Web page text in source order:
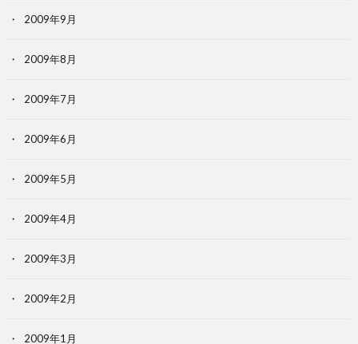
2009年9月
2009年8月
2009年7月
2009年6月
2009年5月
2009年4月
2009年3月
2009年2月
2009年1月